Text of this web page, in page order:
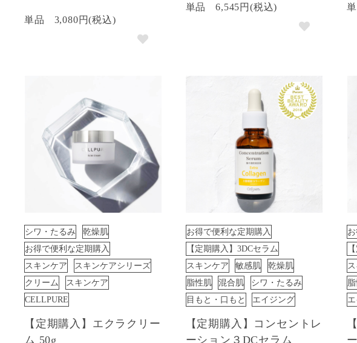
単品 3,080円(税込)
単品 6,545円(税込)
シワ・たるみ
乾燥肌
お得で便利な定期購入
スキンケア
スキンケアシリーズ
クリーム
スキンケア
CELLPURE
【定期購入】エクラクリー
ム 50g
お得で便利な定期購入
【定期購入】3DCセラム
スキンケア
敏感肌
乾燥肌
脂性肌
混合肌
シワ・たるみ
目もと・口もと
エイジング
【定期購入】コンセントレ
ーション３DCセラム